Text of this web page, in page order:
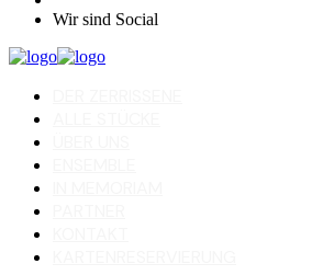
Wir sind Social